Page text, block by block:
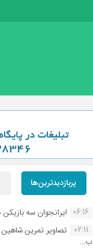
پربازدیدترین‌ها
06:16 ایرانجوان سه
02:11
تصاویر تمرین
ب...